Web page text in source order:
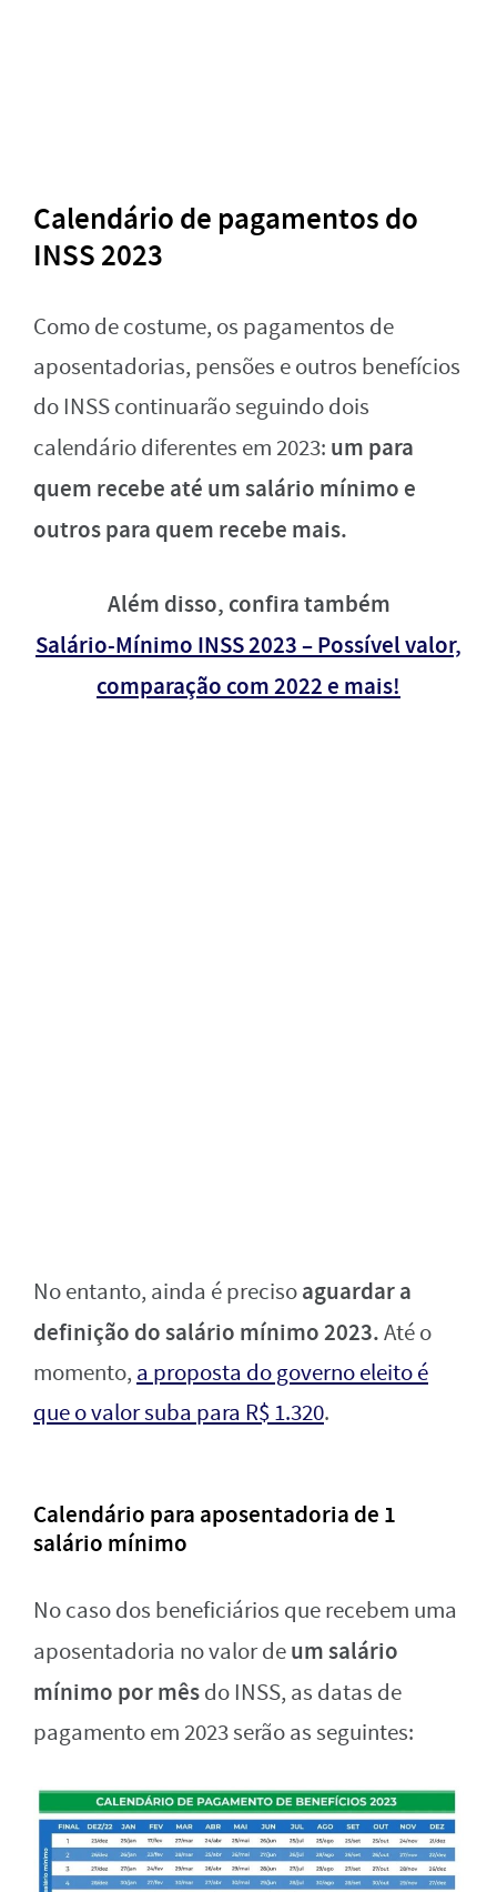
Calendário de pagamentos do
INSS 2023
Como de costume, os pagamentos de
aposentadorias, pensões e outros benefícios
do INSS continuarão seguindo dois
calendário diferentes em 2023: um para
quem recebe até um salário mínimo e
outros para quem recebe mais.
Além disso, confira também
Salário-Mínimo INSS 2023 – Possível valor,
comparação com 2022 e mais!
No entanto, ainda é precisoaguardar a
definição do salário mínimo 2023.Até o
momento, a proposta do governo eleito é
que o valor suba para R$ 1.320.
Calendário para aposentadoria de 1
salário mínimo
No caso dos beneficiários que recebem uma
aposentadoria no valor deum salário
mínimo por mêsdo INSS, as datas de
pagamento em 2023 serão as seguintes: